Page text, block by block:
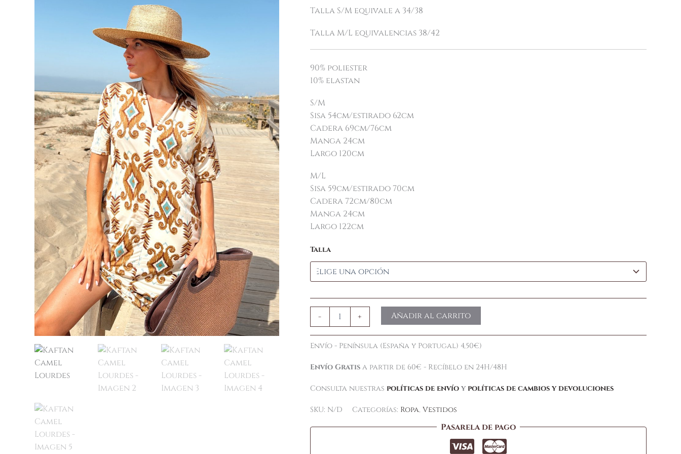
Talla S/M equivale a 34/38
Talla M/L equivalencias 38/42
90% poliester
10% elastan
S/M
Sisa 54cm/estirado 62cm
Cadera 69cm/76cm
Manga 24cm
Largo 120cm
M/L
Sisa 59cm/estirado 70cm
Cadera 72cm/80cm
Manga 24cm
Largo 122cm
Talla
- + Añadir al carrito
Envío - Península (España y Portugal) 4,50€)
Envío Gratisa partir de 60€ - Recíbelo en 24H/48H
Consulta nuestras políticas de envíoy políticas de cambios y devoluciones
SKU: N/D Categorías: Ropa, Vestidos
Pasarela de pago